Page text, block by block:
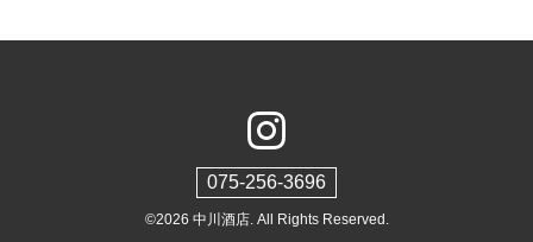
075-256-3696
©2026 中川酒店. All Rights Reserved.